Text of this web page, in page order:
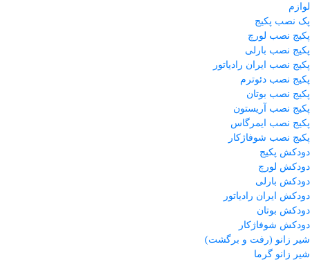
لوازم
پک نصب پکیج
پکیج نصب لورچ
پکیج نصب بارلی
پکیج نصب ایران رادیاتور
پکیج نصب دئوترم
پکیج نصب بوتان
پکیج نصب آریستون
پکیج نصب ایمرگاس
پکیج نصب شوفاژکار
دودکش پکیج
دودکش لورچ
دودکش بارلی
دودکش ایران رادیاتور
دودکش بوتان
دودکش شوفاژکار
شیر زانو (رفت و برگشت)
شیر زانو گرما